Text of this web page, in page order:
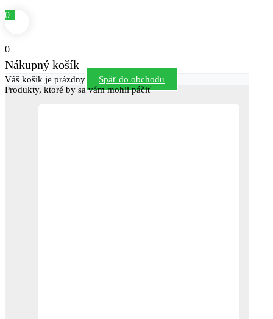
0
0
Nákupný košík
Váš košík je prázdny
Späť do obchodu
Produkty, ktoré by sa vám mohli páčiť